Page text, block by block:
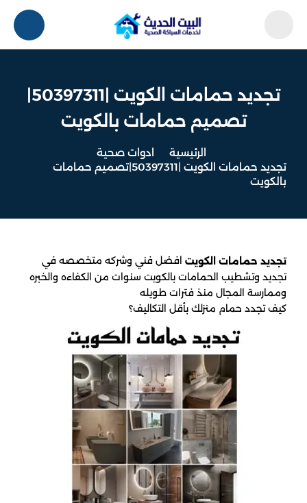
تصميم حمامات بالكويت
الرئيسية
ادوات صحية
تجديد حمامات الكويت |50397311|تصميم حمامات
بالكويت
تجديد حمامات الكويت افضل فني وشركه متخصصه في
تجديد وتشطيب الحمامات بالكويت سنوات من الكفاءه والخبره
وممارسة المجال منذ فترات طويله
كيف تجدد حمام منزلك بأقل التكاليف؟